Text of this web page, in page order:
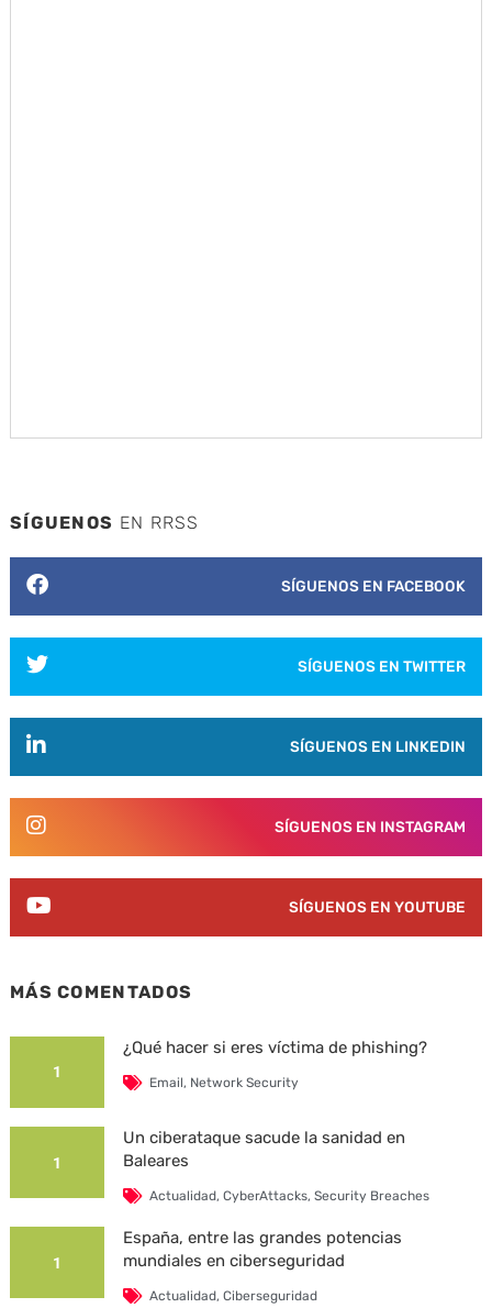
SÍGUENOS EN RRSS
SÍGUENOS EN FACEBOOK
SÍGUENOS EN TWITTER
SÍGUENOS EN LINKEDIN
SÍGUENOS EN INSTAGRAM
SÍGUENOS EN YOUTUBE
MÁS COMENTADOS
1
¿Qué hacer si eres víctima de phishing?
Email, Network Security
1
Un ciberataque sacude la sanidad en
Baleares
Actualidad,CyberAttacks,Security Breaches
1
España, entre las grandes potencias
mundiales en ciberseguridad
Actualidad,Ciberseguridad